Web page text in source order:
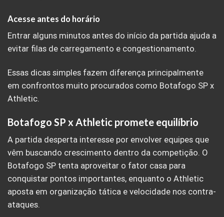
Acesse antes do horário
Entrar alguns minutos antes do início da partida ajuda a
evitar filas de carregamento e congestionamento.
Essas dicas simples fazem diferença principalmente
em confrontos muito procurados como Botafogo SP x
Athletic.
Botafogo SP x Athletic promete equilíbrio
A partida desperta interesse por envolver equipes que
vêm buscando crescimento dentro da competição. O
Botafogo SP tenta aproveitar o fator casa para
conquistar pontos importantes, enquanto o Athletic
aposta em organização tática e velocidade nos contra-
ataques.